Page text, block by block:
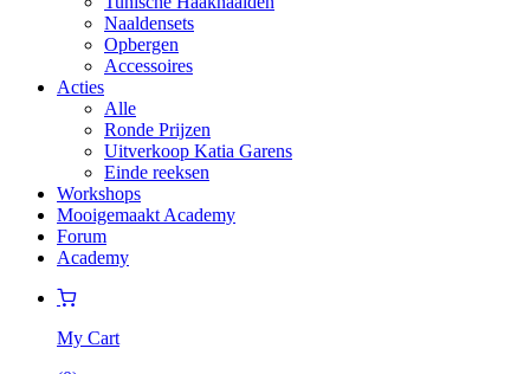
Naaldensets
Opbergen
Accessoires
Acties
Alle
Ronde Prijzen
Uitverkoop Katia Garens
Einde reeksen
Workshops
Mooigemaakt Academy
Forum
Academy
My Cart